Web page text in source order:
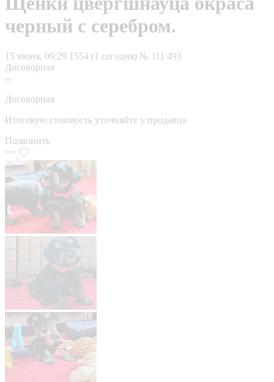
черный с серебром.
15 июня, 09:29 1554 (1 сегодня) № 111 493
Договорная
Договорная
Итоговую стоимость уточняйте у продавца
Позвонить